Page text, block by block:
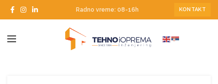
Radno vreme: 08-16h KONTAKT